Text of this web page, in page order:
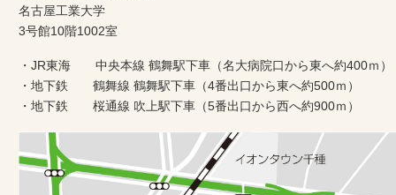
名古屋工業大学
3号館10階1002室
・JR東海 中央本線 鶴舞駅下車（名大病院口から東へ約400ｍ）
・地下鉄 鶴舞線 鶴舞駅下車（4番出口から東へ約500ｍ）
・地下鉄 桜通線 吹上駅下車（5番出口から西へ約900ｍ）